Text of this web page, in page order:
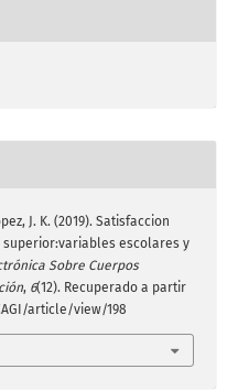
J. K. (2019). Satisfaccion
escolares y
Sobre Cuerpos
, 6(12). Recuperado a partir
article/view/198